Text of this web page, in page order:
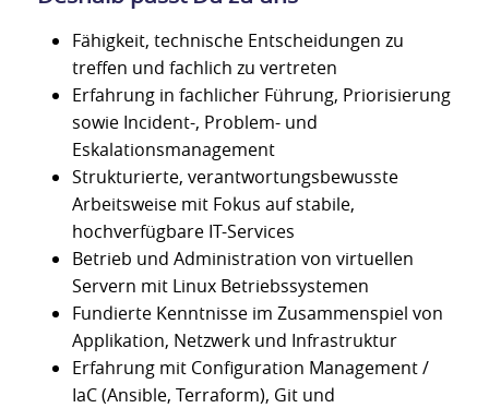
Fähigkeit, technische Entscheidungen zu
treffen und fachlich zu vertreten
Erfahrung in fachlicher Führung, Priorisierung
sowie Incident-, Problem- und
Eskalationsmanagement
Strukturierte, verantwortungsbewusste
Arbeitsweise mit Fokus auf stabile,
hochverfügbare IT-Services
Betrieb und Administration von virtuellen
Servern mit Linux Betriebssystemen
Fundierte Kenntnisse im Zusammenspiel von
Applikation, Netzwerk und Infrastruktur
Erfahrung mit Configuration Management /
IaC (Ansible, Terraform), Git und